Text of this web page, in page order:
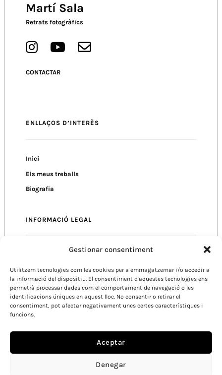
Gestionar consentiment
Utilitzem tecnologies com les cookies per a emmagatzemar i/o accedir a
la informació del dispositiu. El consentiment d'aquestes tecnologies ens
permetrà processar dades com el comportament de navegació o les
identificacions úniques en aquest lloc. No consentir o retirar el
consentiment, pot afectar negativament unes certes característiques i
funcions.
Aceptar
Denegar
Martí Sala
Retrats fotogràfics
CONTACTAR
ENLLAÇOS D’INTERÈS
Inici
Els meus treballs
Biografia
INFORMACIÓ LEGAL
Política de Privacitat
Política de Cookies
Condicions d’Ús